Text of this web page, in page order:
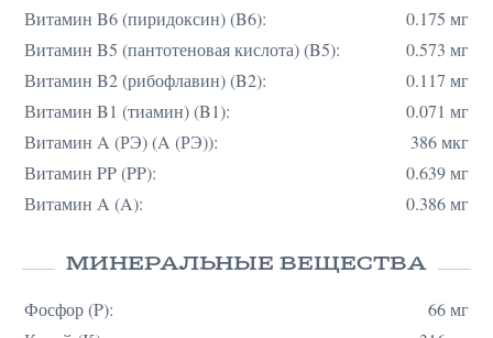
Витамин B6 (пиридоксин) (B6):
0.175 мг
Витамин B5 (пантотеновая кислота) (B5):
0.573 мг
Витамин B2 (рибофлавин) (B2):
0.117 мг
Витамин B1 (тиамин) (B1):
0.071 мг
Витамин A (РЭ) (A (РЭ)):
386 мкг
Витамин PP (PP):
0.639 мг
Витамин A (A):
0.386 мг
МИНЕРАЛЬНЫЕ ВЕЩЕСТВА
Фосфор (P):
66 мг